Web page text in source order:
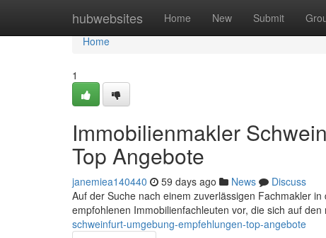
hubwebsites Home New Submit
Home
Home
1
Immobilienmakler
Top Angebote
janemiea140440 59 days ago News
Discuss
Auf der Suche nach einem zuverlässigen Fachmakler
empfohlenen Immobilienfachleuten vor, die sich auf
schweinfurt-umgebung-empfehlungen-top-angebote